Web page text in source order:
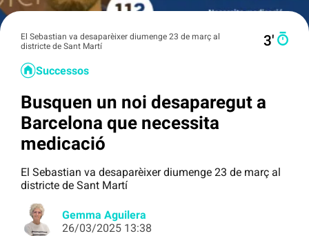
El Sebastian va desaparèixer diumenge 23 de març al
districte de Sant Martí
3′
Successos
Busquen un noi desaparegut a
Barcelona que necessita
medicació
El Sebastian va desaparèixer diumenge 23 de març al
districte de Sant Martí
Gemma Aguilera
26/03/2025 13:38